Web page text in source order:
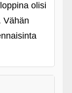
olisi
Vähän